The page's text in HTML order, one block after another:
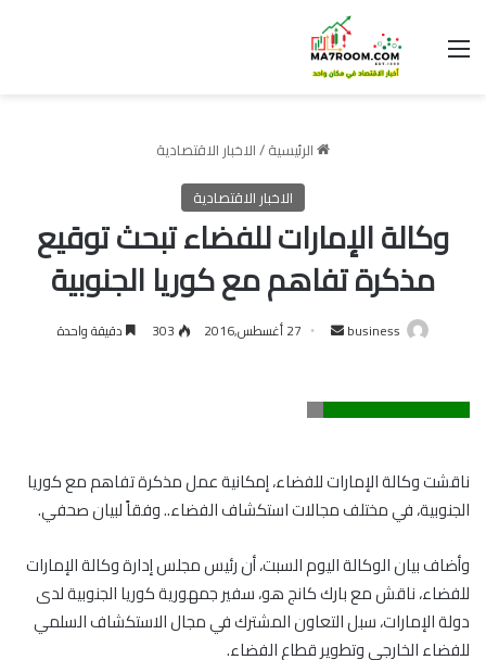
القائمة
الرئيسية/الاخبار الاقتصادية
الاخبار الاقتصادية
وكالة الإمارات للفضاء تبحث توقيع
مذكرة تفاهم مع كوريا الجنوبية
business
أرسل 27 أغسطس,2016 303 دقيقة واحدة
ناقشت وكالة الإمارات للفضاء، إمكانية عمل مذكرة تفاهم مع كوريا
الجنوبية، في مختلف مجالات استكشاف الفضاء.. وفقاً لبيان صحفي.
وأضاف بيان الوكالة اليوم السبت، أن رئيس مجلس إدارة وكالة الإمارات
للفضاء، ناقش مع بارك كانج هو، سفير جمهورية كوريا الجنوبية لدى
دولة الإمارات، سبل التعاون المشترك في مجال الاستكشاف السلمي
للفضاء الخارجي وتطوير قطاع الفضاء.